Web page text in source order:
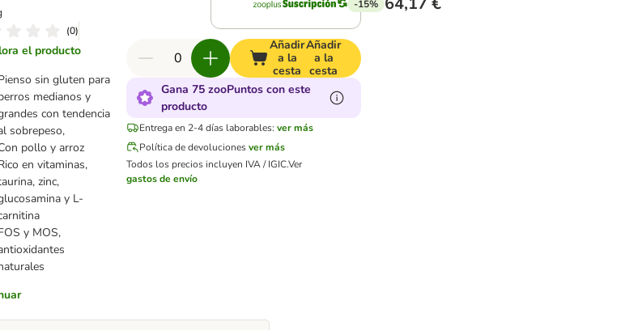
(0)
el producto
sin gluten para
medianos y
con tendencia
sobrepeso,
pollo y arroz
en vitaminas,
zinc,
y L-
y MOS,
-15%
Añadir
a la
cesta
Añadir
a la
cesta
Gana 75 zooPuntos con este
producto
Entrega en 2-4 días laborables: ver más
Política de devolucionesver más
Todos los precios incluyen IVA / IGIC.Ver
gastos de envío